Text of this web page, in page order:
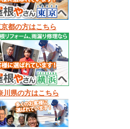
都の方はこちら
川県の方はこちら